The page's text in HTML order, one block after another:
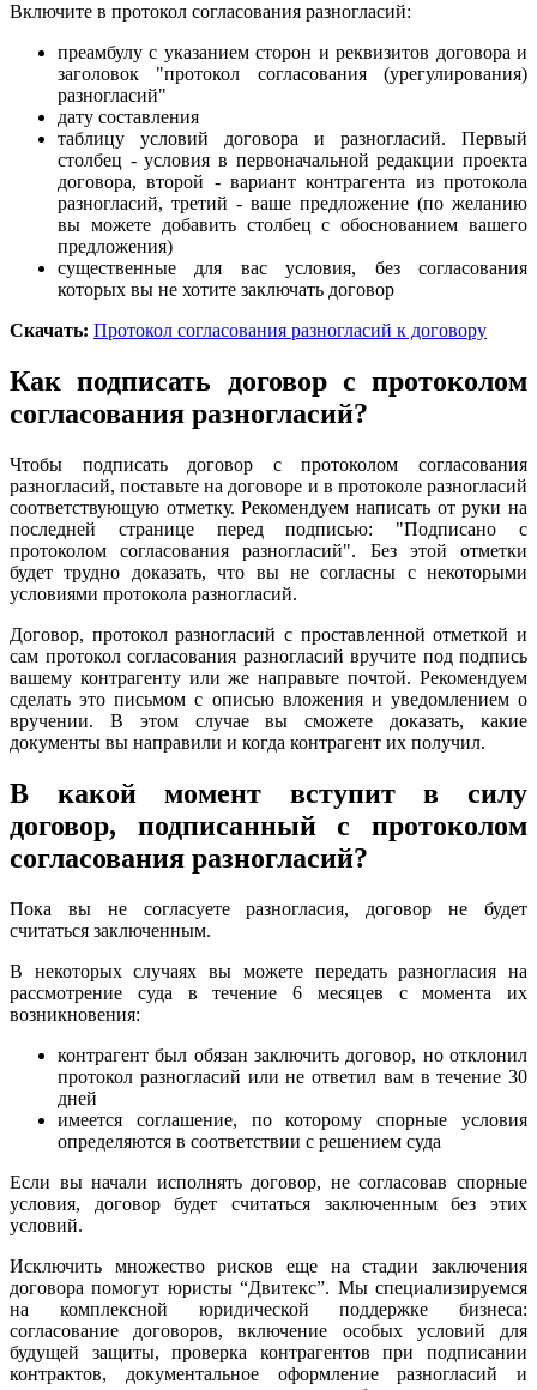
Включите в протокол согласования разногласий:
преамбулу с указанием сторон и реквизитов договора и
заголовок "протокол согласования (урегулирования)
разногласий"
дату составления
таблицу условий договора и разногласий. Первый
столбец - условия в первоначальной редакции проекта
договора, второй - вариант контрагента из протокола
разногласий, третий - ваше предложение (по желанию
вы можете добавить столбец с обоснованием вашего
предложения)
существенные для вас условия, без согласования
которых вы не хотите заключать договор
Скачать: Протокол согласования разногласий к договору
Как подписать договор с протоколом
согласования разногласий?
Чтобы подписать договор с протоколом согласования
разногласий, поставьте на договоре и в протоколе разногласий
соответствующую отметку. Рекомендуем написать от руки на
последней странице перед подписью: "Подписано с
протоколом согласования разногласий". Без этой отметки
будет трудно доказать, что вы не согласны с некоторыми
условиями протокола разногласий.
Договор, протокол разногласий с проставленной отметкой и
сам протокол согласования разногласий вручите под подпись
вашему контрагенту или же направьте почтой. Рекомендуем
сделать это письмом с описью вложения и уведомлением о
вручении. В этом случае вы сможете доказать, какие
документы вы направили и когда контрагент их получил.
В какой момент вступит в силу
договор, подписанный с протоколом
согласования разногласий?
Пока вы не согласуете разногласия, договор не будет
считаться заключенным.
В некоторых случаях вы можете передать разногласия на
рассмотрение суда в течение 6 месяцев с момента их
возникновения:
контрагент был обязан заключить договор, но отклонил
протокол разногласий или не ответил вам в течение 30
дней
имеется соглашение, по которому спорные условия
определяются в соответствии с решением суда
Если вы начали исполнять договор, не согласовав спорные
условия, договор будет считаться заключенным без этих
условий.
Исключить множество рисков еще на стадии заключения
договора помогут юристы “Двитекс”. Мы специализируемся
на комплексной юридической поддержке бизнеса:
согласование договоров, включение особых условий для
будущей защиты, проверка контрагентов при подписании
контрактов, документальное оформление разногласий и